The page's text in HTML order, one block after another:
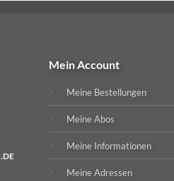
Mein Account
Meine Bestellungen
Meine Abos
Meine Informationen
Meine Adressen